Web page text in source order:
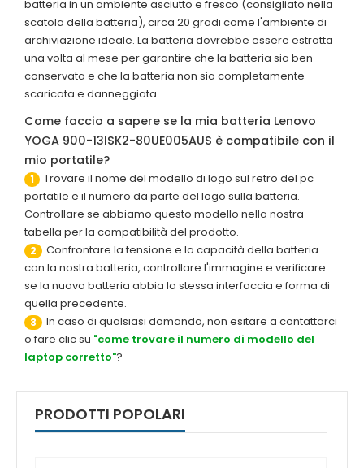
batteria in un ambiente asciutto e fresco (consigliato nella
scatola della batteria), circa 20 gradi come l'ambiente di
archiviazione ideale. La batteria dovrebbe essere estratta
una volta al mese per garantire che la batteria sia ben
conservata e che la batteria non sia completamente
scaricata e danneggiata.
Come faccio a sapere se la mia batteria Lenovo
YOGA 900-13ISK2-80UE005AUS è compatibile con il
mio portatile?
1
Trovare il nome del modello di logo sul retro del pc
portatile e il numero da parte del logo sulla batteria.
Controllare se abbiamo questo modello nella nostra
tabella per la compatibilità del prodotto.
2
Confrontare la tensione e la capacità della batteria
con la nostra batteria, controllare l'immagine e verificare
se la nuova batteria abbia la stessa interfaccia e forma di
quella precedente.
3
In caso di qualsiasi domanda, non esitare a contattarci
o fare clic su "come trovare il numero di modello del
laptop corretto"?
PRODOTTI POPOLARI